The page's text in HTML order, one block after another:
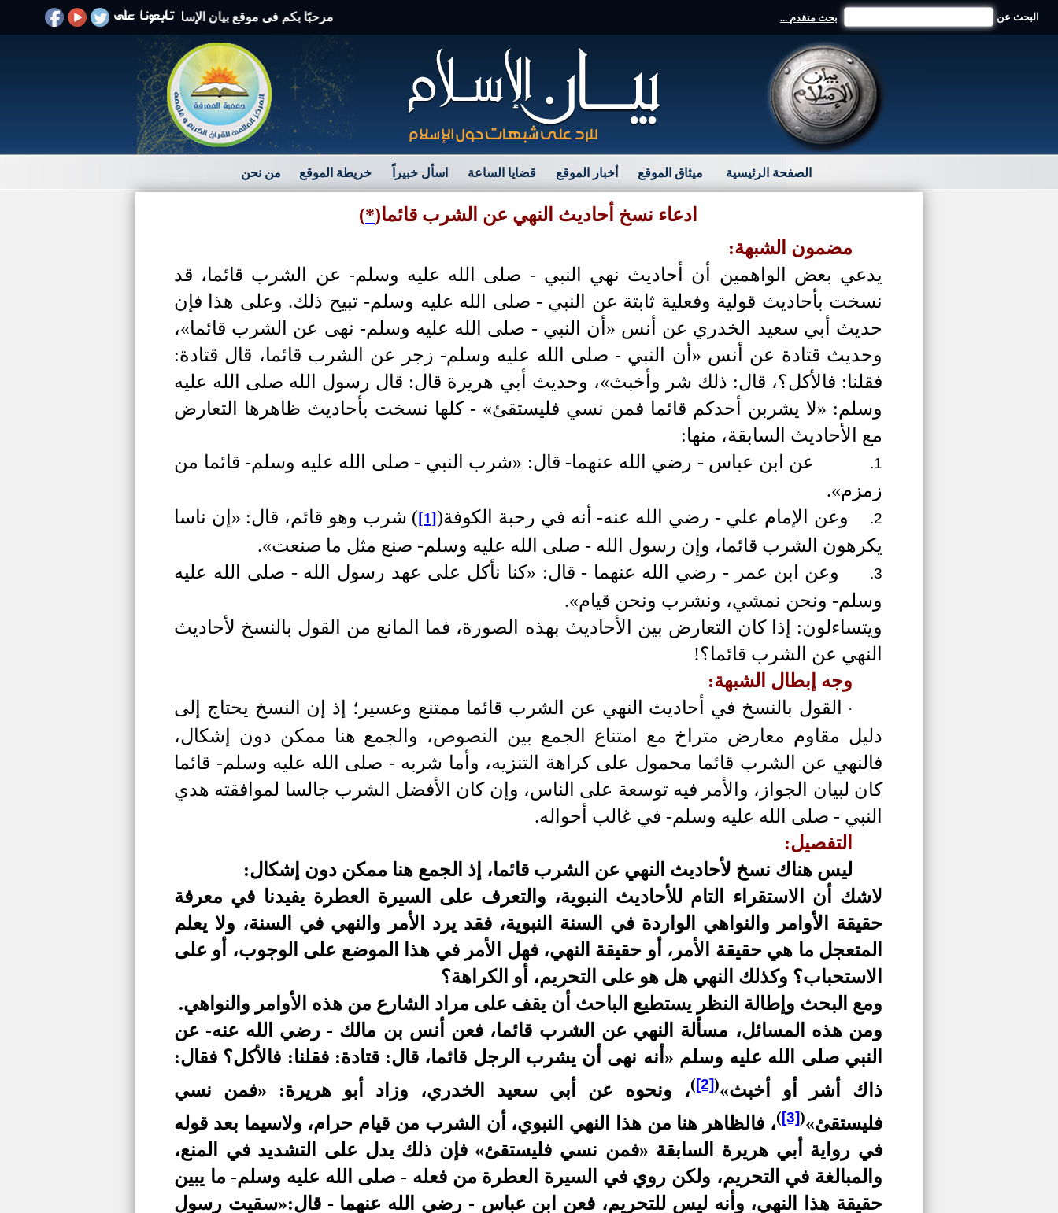
مرحبًا بكم فى موقع بيان الإسلام الرد على الافتراءات والشبهات بحث متقدم ... البحث عن
الصفحة الرئيسية ميثاق الموقع أخبار الموقع قضايا الساعة اسأل خبيراً خريطة الموقع من نحن
ادعاء نسخ أحاديث النهي عن الشرب قائما(
*
)
مضمون الشبهة:
يدعي بعض الواهمين أن أحاديث نهي النبي - صلى الله عليه وسلم- عن الشرب قائما، قد
نسخت بأحاديث قولية وفعلية ثابتة عن النبي - صلى الله عليه وسلم- تبيح ذلك. وعلى هذا فإن
حديث أبي سعيد الخدري عن أنس «أن النبي - صلى الله عليه وسلم- نهى عن الشرب قائما»،
وحديث قتادة عن أنس «أن النبي - صلى الله عليه وسلم- زجر عن الشرب قائما، قال قتادة:
فقلنا: فالأكل؟، قال: ذلك شر وأخبث»، وحديث أبي هريرة قال: قال رسول الله صلى الله عليه
وسلم: «لا يشربن أحدكم قائما فمن نسي فليستقئ» - كلها نسخت بأحاديث ظاهرها التعارض
مع الأحاديث السابقة، منها:
1.
عن ابن عباس - رضي الله عنهما- قال: «شرب النبي - صلى الله عليه وسلم- قائما من
زمزم».
2. وعن الإمام علي - رضي الله عنه- أنه في رحبة الكوفة(
[1]
) شرب وهو قائم، قال: «إن ناسا
يكرهون الشرب قائما، وإن رسول الله - صلى الله عليه وسلم- صنع مثل ما صنعت».
3.
وعن ابن عمر - رضي الله عنهما - قال: «كنا نأكل على عهد رسول الله - صلى الله عليه
وسلم- ونحن نمشي، ونشرب ونحن قيام».
ويتساءلون: إذا كان التعارض بين الأحاديث بهذه الصورة، فما المانع من القول بالنسخ لأحاديث
النهي عن الشرب قائما؟!
وجه إبطال الشبهة:
·
القول بالنسخ في أحاديث النهي عن الشرب قائما ممتنع وعسير؛ إذ إن النسخ يحتاج إلى
دليل مقاوم معارض متراخ مع امتناع الجمع بين النصوص، والجمع هنا ممكن دون إشكال،
فالنهي عن الشرب قائما محمول على كراهة التنزيه، وأما شربه - صلى الله عليه وسلم- قائما
كان لبيان الجواز، والأمر فيه توسعة على الناس، وإن كان الأفضل الشرب جالسا لموافقته هدي
النبي - صلى الله عليه وسلم- في غالب أحواله.
التفصيل:
ليس هناك نسخ لأحاديث النهي عن الشرب قائما، إذ الجمع هنا ممكن دون إشكال:
لاشك أن الاستقراء التام للأحاديث النبوية، والتعرف على السيرة العطرة يفيدنا في معرفة
حقيقة الأوامر والنواهي الواردة في السنة النبوية، فقد يرد الأمر والنهي في السنة، ولا يعلم
المتعجل ما هي حقيقة الأمر، أو حقيقة النهي، فهل الأمر في هذا الموضع على الوجوب، أو على
الاستحباب؟ وكذلك النهي هل هو على التحريم، أو الكراهة؟
ومع البحث وإطالة النظر يستطيع الباحث أن يقف على مراد الشارع من هذه الأوامر والنواهي.
ومن هذه المسائل، مسألة النهي عن الشرب قائما، فعن أنس بن مالك - رضي الله عنه- عن
النبي صلى الله عليه وسلم «أنه نهى أن يشرب الرجل قائما، قال: قتادة: فقلنا: فالأكل؟ فقال:
ذاك أشر أو أخبث»(
[2]
)، ونحوه عن أبي سعيد الخدري، وزاد أبو هريرة: «فمن نسي
فليستقئ»(
[3]
)، فالظاهر هنا من هذا النهي النبوي، أن الشرب من قيام حرام، ولاسيما بعد قوله
في رواية أبي هريرة السابقة «فمن نسي فليستقئ» فإن ذلك يدل على التشديد في المنع،
والمبالغة في التحريم، ولكن روي في السيرة العطرة من فعله - صلى الله عليه وسلم- ما يبين
حقيقة هذا النهي، وأنه ليس للتحريم، فعن ابن عباس - رضي الله عنهما - قال:«سقيت رسول